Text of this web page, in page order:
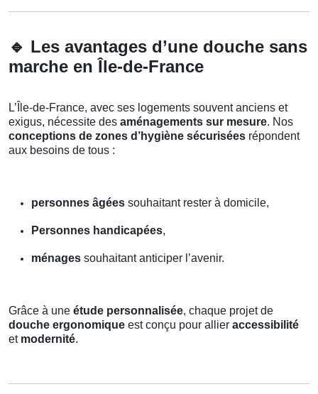
🔹 Les avantages d’une douche sans
marche en Île-de-France
L’Île-de-France, avec ses logements souvent anciens et
exigus, nécessite des aménagements sur mesure. Nos
conceptions de zones d’hygiène sécurisées répondent
aux besoins de tous :
personnes âgées souhaitant rester à domicile,
Personnes handicapées,
ménages souhaitant anticiper l’avenir.
Grâce à une étude personnalisée, chaque projet de
douche ergonomique est conçu pour allier accessibilité
et modernité.